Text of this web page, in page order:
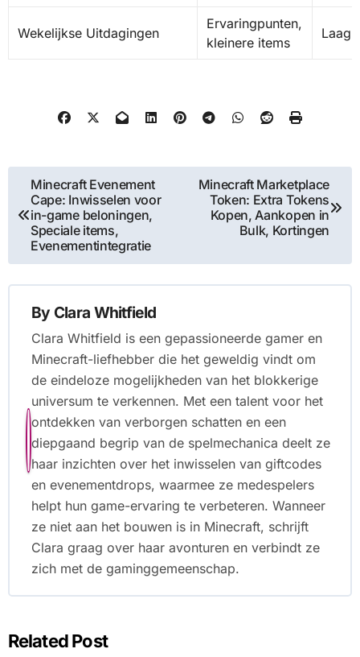
Wekelijkse Uitdagingen
Ervaringpunten,
kleinere items
Laag
Post
navigation
Minecraft Evenement
Cape: Inwisselen voor
in-game beloningen,
Speciale items,
Evenementintegratie
Minecraft Marketplace
Token: Extra Tokens
Kopen, Aankopen in
Bulk, Kortingen
By Clara Whitfield
Clara Whitfield is een gepassioneerde gamer en
Minecraft-liefhebber die het geweldig vindt om
de eindeloze mogelijkheden van het blokkerige
universum te verkennen. Met een talent voor het
ontdekken van verborgen schatten en een
diepgaand begrip van de spelmechanica deelt ze
haar inzichten over het inwisselen van giftcodes
en evenementdrops, waarmee ze medespelers
helpt hun game-ervaring te verbeteren. Wanneer
ze niet aan het bouwen is in Minecraft, schrijft
Clara graag over haar avonturen en verbindt ze
zich met de gaminggemeenschap.
Related Post